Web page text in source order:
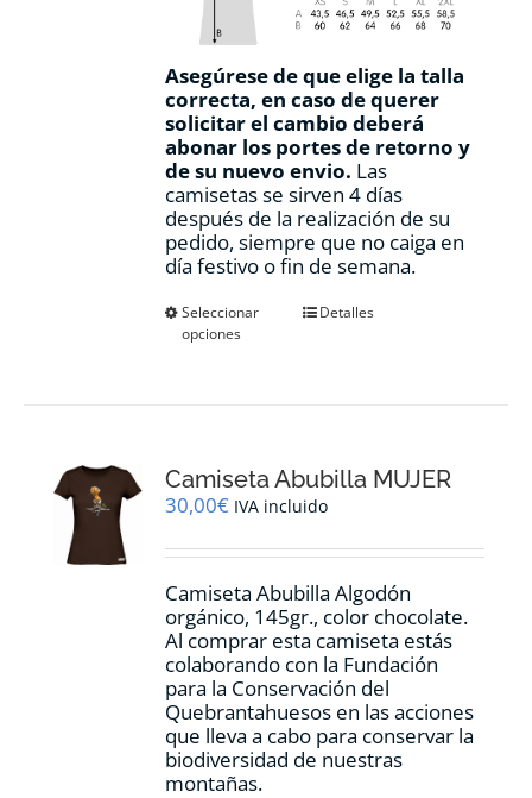
Asegúrese de que elige la talla
correcta, en caso de querer
solicitar el cambio deberá
abonar los portes de retorno y
de su nuevo envio. Las
camisetas se sirven 4 días
después de la realización de su
pedido, siempre que no caiga en
día festivo o fin de semana.
Seleccionar
opciones
Este
se
pueden
en
página
de
producto
Detalles
Camiseta Abubilla MUJER
30,00€ IVA incluido
Camiseta Abubilla Algodón
orgánico, 145gr., color chocolate.
Al comprar esta camiseta estás
colaborando con la Fundación
para la Conservación del
Quebrantahuesos en las acciones
que lleva a cabo para conservar la
biodiversidad de nuestras
montañas.